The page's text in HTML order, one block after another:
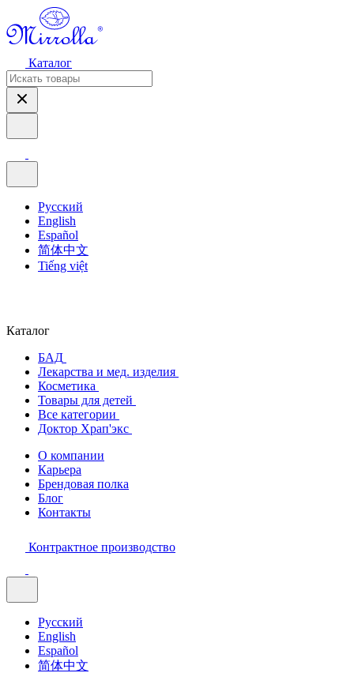
Каталог
Русский
English
Español
简体中文
Tiếng việt
Каталог
БАД
Лекарства и мед. изделия
Косметика
Товары для детей
Все категории
Доктор Храп'экс
О компании
Карьера
Брендовая полка
Блог
Контакты
Контрактное производство
Русский
English
Español
简体中文